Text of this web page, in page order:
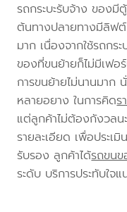
รถกระบะรับจ้าง ของ
ต้นทางปลายทางมีลิฟต์
มาก เนื่องจากใช้รถกร
ของที่ขนย้ายก็ไม่มีเฟอ
การขนย้ายไม่นานมาก
หลายอยาง ในการคิดร
แต่ลูกค้าไม่ต้องกังวลน
รายละเอียด เพื่อประเ
รับรอง ลูกค้าได้รถขนข
ระดับ บริการประทับใจ